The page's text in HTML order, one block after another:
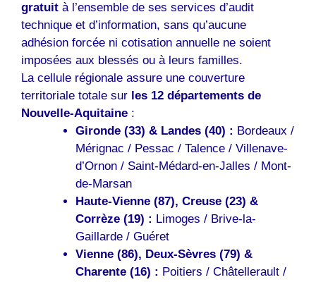
gratuit à l’ensemble de ses services d’audit
technique et d’information, sans qu’aucune
adhésion forcée ni cotisation annuelle ne soient
imposées aux blessés ou à leurs familles.
La cellule régionale assure une couverture
territoriale totale sur les 12 départements de
Nouvelle-Aquitaine :
Gironde (33) & Landes (40) : Bordeaux /
Mérignac / Pessac / Talence / Villenave-
d’Ornon / Saint-Médard-en-Jalles / Mont-
de-Marsan
Haute-Vienne (87), Creuse (23) &
Corrèze (19) : Limoges / Brive-la-
Gaillarde / Guéret
Vienne (86), Deux-Sèvres (79) &
Charente (16) : Poitiers / Châtellerault /